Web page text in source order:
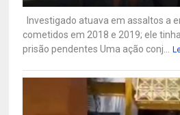
Investigado atuava em assaltos a
cometidos em 2018 e 2019; ele
prisão pendentes Uma ação conj...